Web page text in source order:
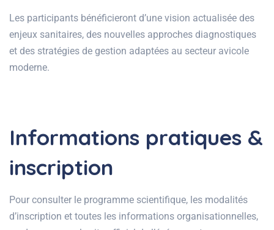
Les participants bénéficieront d’une vision actualisée des
enjeux sanitaires, des nouvelles approches diagnostiques
et des stratégies de gestion adaptées au secteur avicole
moderne.
Informations pratiques &
inscription
Pour consulter le programme scientifique, les modalités
d’inscription et toutes les informations organisationnelles,